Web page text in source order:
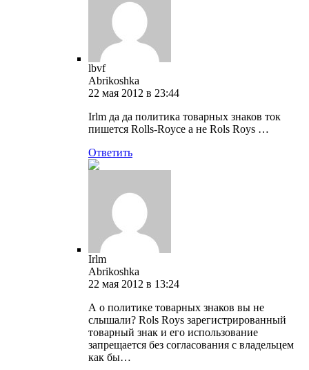
lbvf
Abrikoshka
22 мая 2012 в 23:44
Irlm да да политика товарных знаков ток
пишется Rolls-Royce а не Rols Roys …
Ответить
Irlm
Abrikoshka
22 мая 2012 в 13:24
А о политике товарных знаков вы не
слышали? Rols Roys зарегистрированный
товарный знак и его использование
запрещается без согласования с владельцем
как бы…